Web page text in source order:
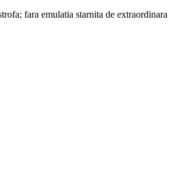
fara emulatia starnita de extraordinara